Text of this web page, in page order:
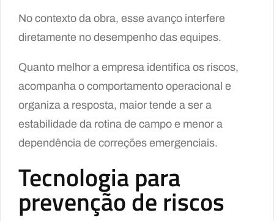
No contexto da obra, esse avanço interfere
diretamente no desempenho das equipes.
Quanto melhor a empresa identifica os riscos,
acompanha o comportamento operacional e
organiza a resposta, maior tende a ser a
estabilidade da rotina de campo e menor a
dependência de correções emergenciais.
Tecnologia para
prevenção de riscos